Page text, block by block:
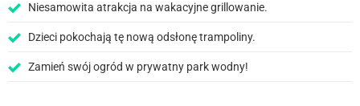
Niesamowita atrakcja na wakacyjne grillowanie.
Dzieci pokochają tę nową odsłonę trampoliny.
Zamień swój ogród w prywatny park wodny!